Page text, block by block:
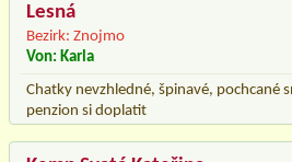
Lesná
Bezirk: Znojmo
Von: Karla
Chatky nevzhledné, špinavé, pochcané
penzion si doplatit